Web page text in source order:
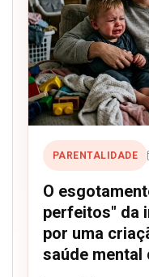
PARENTALIDADE
O
perfeitos" da
por uma
saúde mental